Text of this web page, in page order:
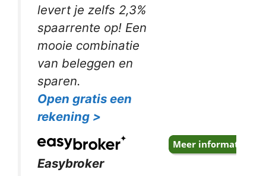
levert je zelfs 2,3%
spaarrente op! Een
mooie combinatie
van beleggen en
sparen.
Open gratis een
rekening >
Easybroker